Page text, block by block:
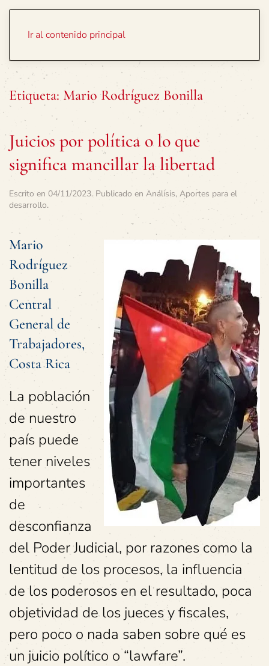
Ir al contenido principal
Etiqueta: Mario Rodríguez Bonilla
Juicios por política o lo que
significa mancillar la libertad
Escrito en 04/11/2023. Publicado en Análisis, Aportes para el
desarrollo.
Mario
Rodríguez
Bonilla
Central
General de
Trabajadores,
Costa Rica
La población
de nuestro
país puede
tener niveles
importantes
de
desconfianza
del Poder Judicial, por razones como la
lentitud de los procesos, la influencia
de los poderosos en el resultado, poca
objetividad de los jueces y fiscales,
pero poco o nada saben sobre qué es
un juicio político o “lawfare”.